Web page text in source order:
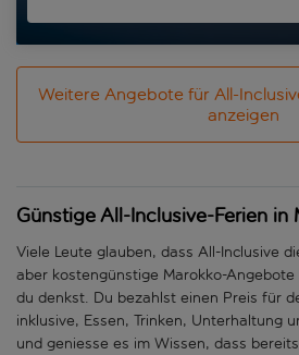
Weitere Angebote für All-
anzeigen
Günstige All-Inclusive-Ferien in
Viele Leute glauben, dass All-Inclusive
aber kostengünstige Marokko-
du denkst. Du bezahlst einen Preis für
inklusive, Essen, Trinken, Unterhaltung
und geniesse es im Wissen, dass